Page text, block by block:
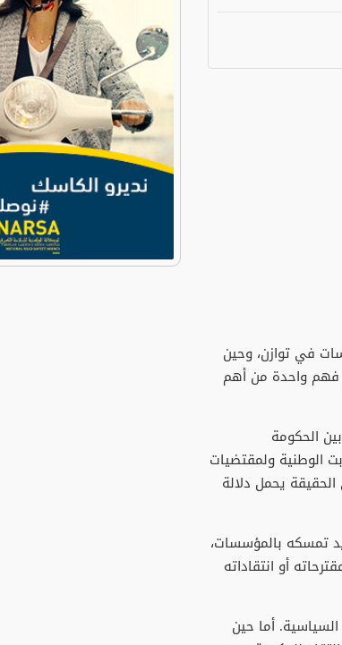
في توازن، وحين
فهم واحدة من أهم
الحكومة
الوطنية ولمقتضيات
يحمل دلالة
تمسكه بالمؤسسات،
أو انتقاداته
أما حين